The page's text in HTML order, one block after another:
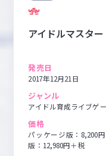
アイドルマスタ
発売日
2017年12月21日
ジャンル
アイドル育成ライブゲ
価格
パッケージ版：8,200
版：12,980円＋税